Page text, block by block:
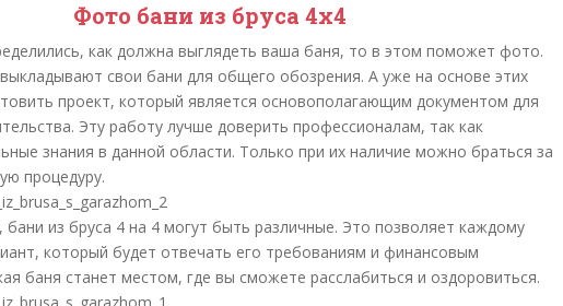
Фото бани из бруса 4х4
как должна выглядеть ваша баня, то в этом поможет фото.
свои бани для общего обозрения. А уже на основе этих
проект, который является основополагающим документом для
Эту работу лучше доверить профессионалам, так как
знания в данной области. Только при их наличие можно браться за
процедуру.
из бруса 4 на 4 могут быть различные. Это позволяет каждому
который будет отвечать его требованиям и финансовым
баня станет местом, где вы сможете расслабиться и оздоровиться.